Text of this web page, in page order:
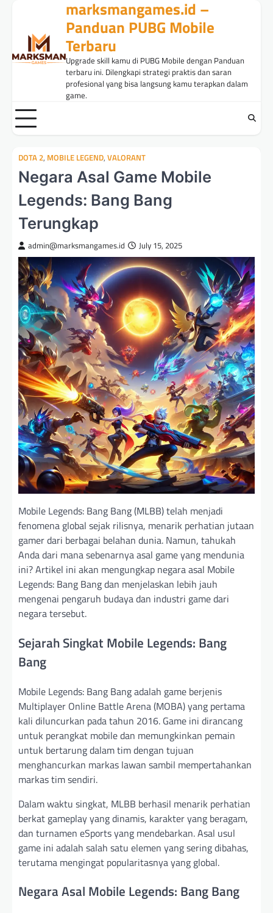
content
marksmangames.id –
Panduan PUBG Mobile
Terbaru
Upgrade skill kamu di PUBG Mobile dengan Panduan
terbaru ini. Dilengkapi strategi praktis dan saran
profesional yang bisa langsung kamu terapkan dalam
game.
DOTA 2, MOBILE LEGEND, VALORANT
Negara Asal Game Mobile
Legends: Bang Bang
Terungkap
admin@marksmangames.id July 15, 2025
Mobile Legends: Bang Bang (MLBB) telah menjadi
fenomena global sejak rilisnya, menarik perhatian jutaan
gamer dari berbagai belahan dunia. Namun, tahukah
Anda dari mana sebenarnya asal game yang mendunia
ini? Artikel ini akan mengungkap negara asal Mobile
Legends: Bang Bang dan menjelaskan lebih jauh
mengenai pengaruh budaya dan industri game dari
negara tersebut.
Sejarah Singkat Mobile Legends: Bang
Bang
Mobile Legends: Bang Bang adalah game berjenis
Multiplayer Online Battle Arena (MOBA) yang pertama
kali diluncurkan pada tahun 2016. Game ini dirancang
untuk perangkat mobile dan memungkinkan pemain
untuk bertarung dalam tim dengan tujuan
menghancurkan markas lawan sambil mempertahankan
markas tim sendiri.
Dalam waktu singkat, MLBB berhasil menarik perhatian
berkat gameplay yang dinamis, karakter yang beragam,
dan turnamen eSports yang mendebarkan. Asal usul
game ini adalah salah satu elemen yang sering dibahas,
terutama mengingat popularitasnya yang global.
Negara Asal Mobile Legends: Bang Bang